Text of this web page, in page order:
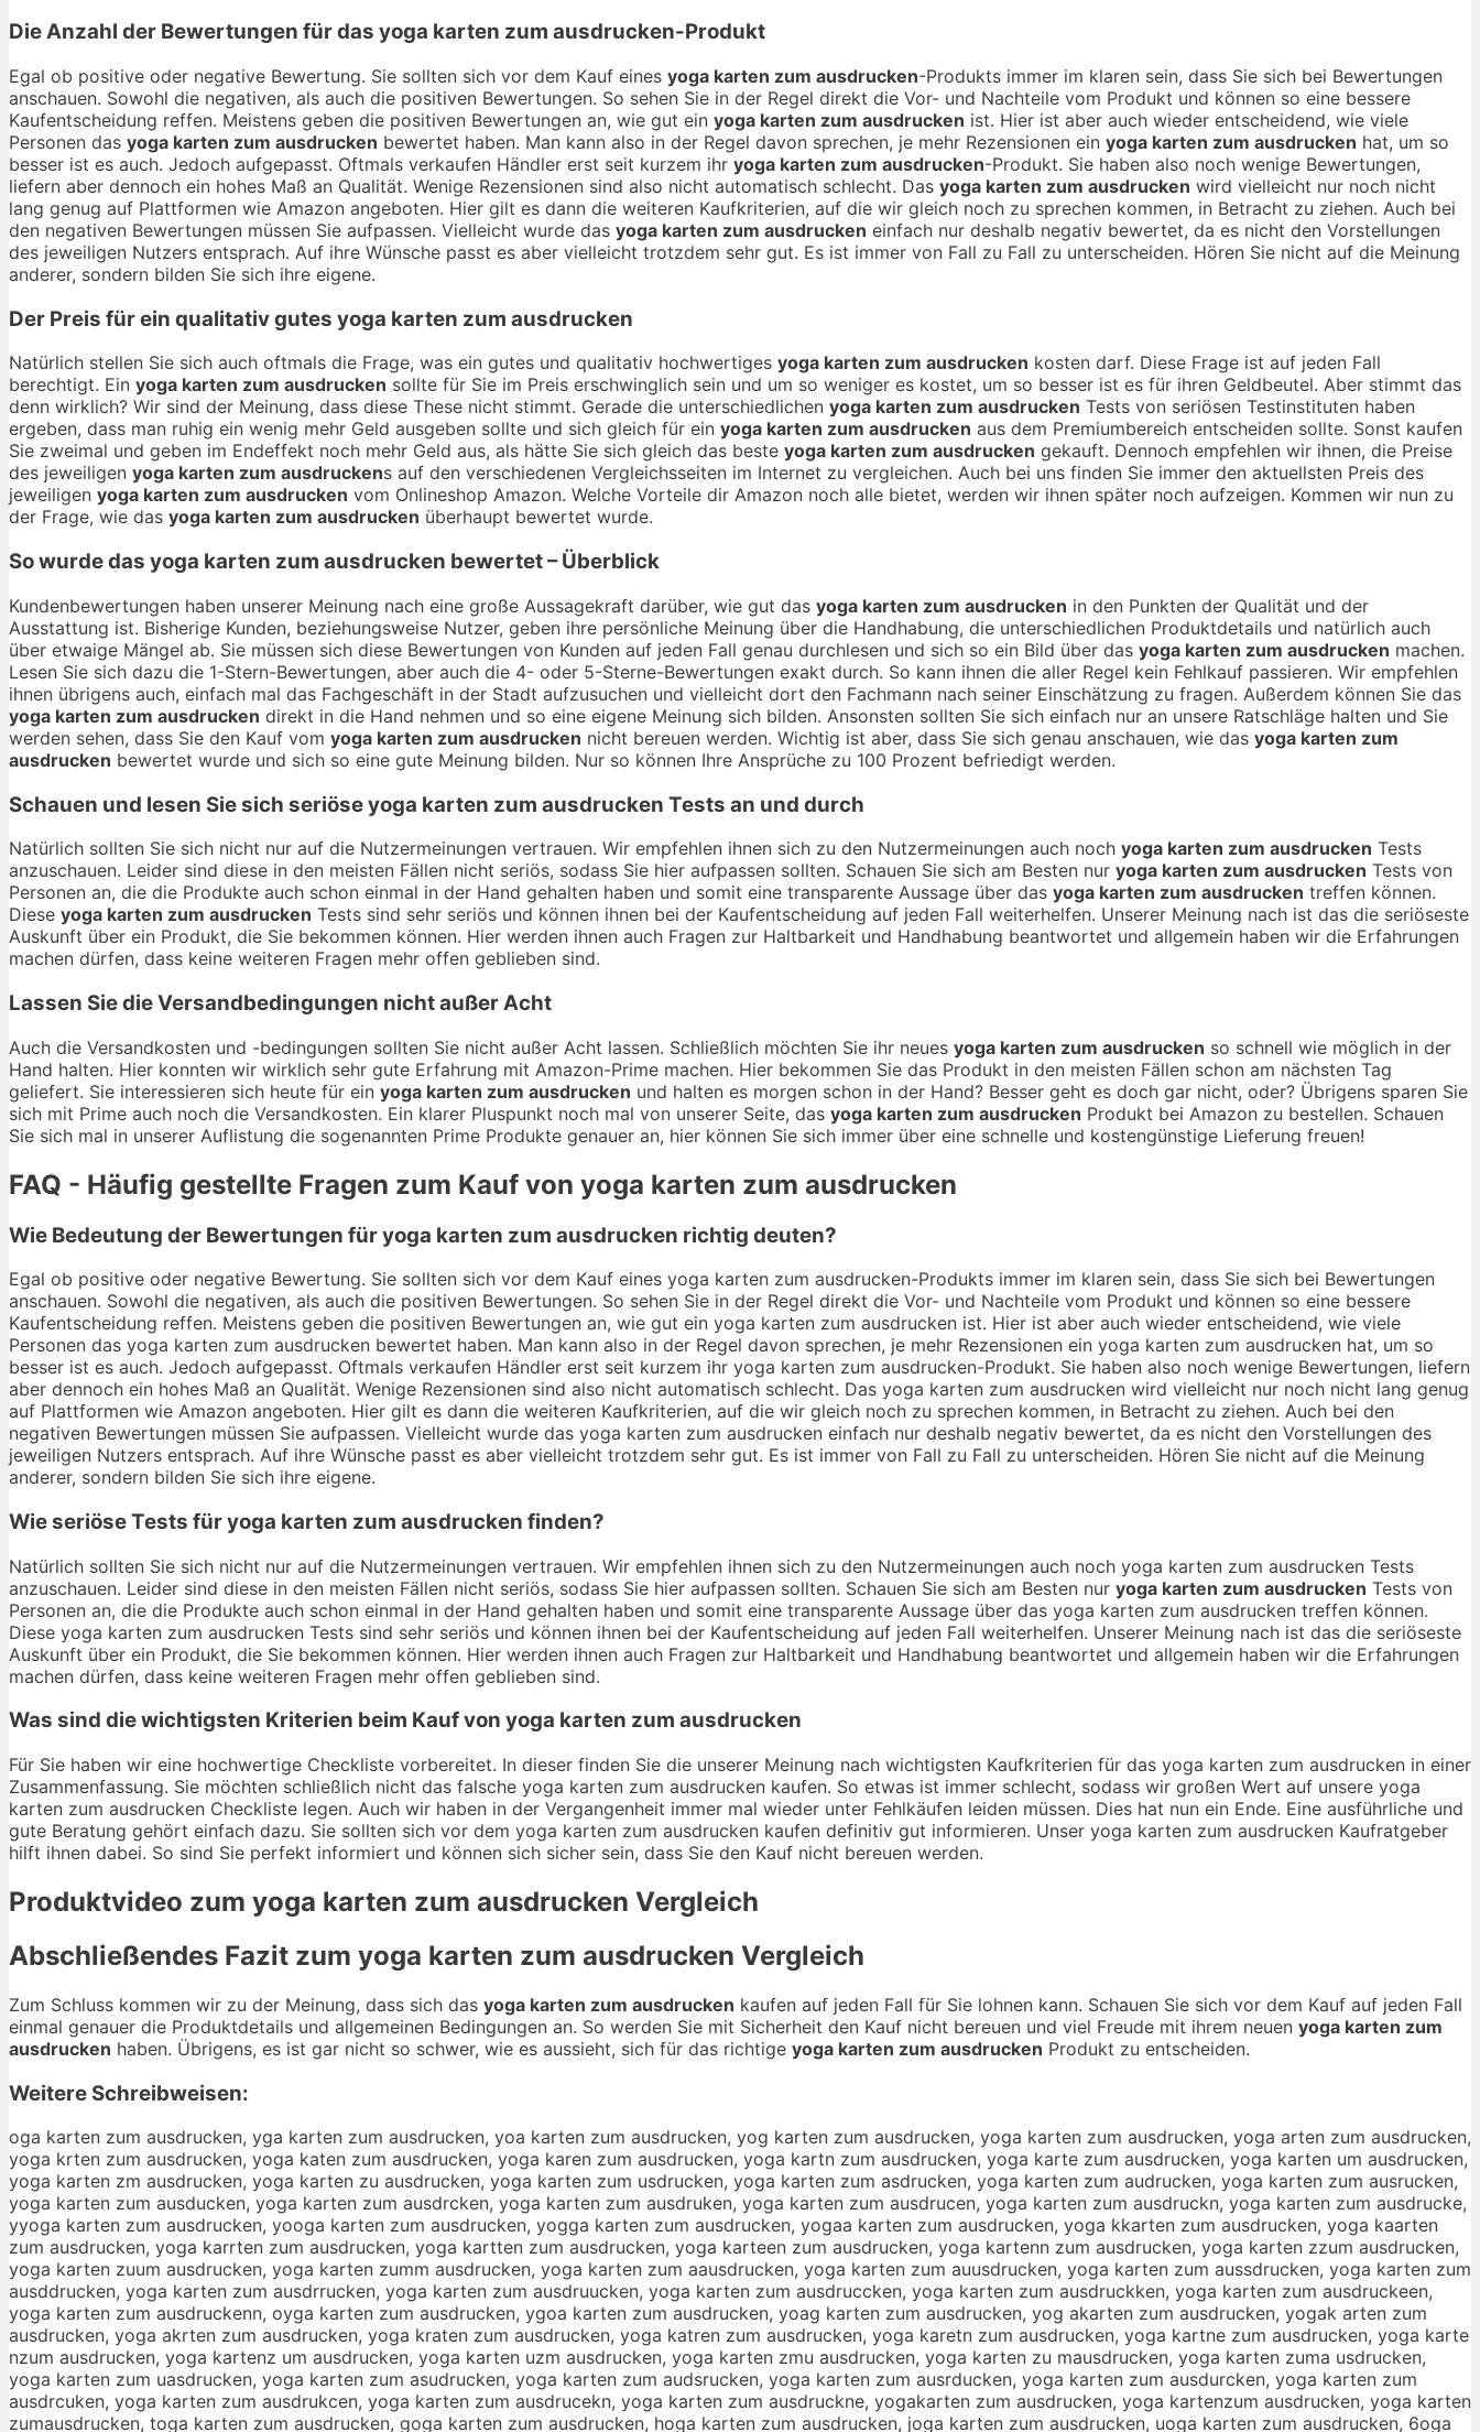
Die Anzahl der Bewertungen für das yoga karten zum ausdrucken-Produkt
Egal ob positive oder negative Bewertung. Sie sollten sich vor dem Kauf eines yoga karten zum ausdrucken-Produkts immer im klaren sein, dass Sie sich bei Bewertungen
anschauen. Sowohl die negativen, als auch die positiven Bewertungen. So sehen Sie in der Regel direkt die Vor- und Nachteile vom Produkt und können so eine bessere
Kaufentscheidung reffen. Meistens geben die positiven Bewertungen an, wie gut ein yoga karten zum ausdrucken ist. Hier ist aber auch wieder entscheidend, wie viele
Personen das yoga karten zum ausdrucken bewertet haben. Man kann also in der Regel davon sprechen, je mehr Rezensionen ein yoga karten zum ausdrucken hat, um so
besser ist es auch. Jedoch aufgepasst. Oftmals verkaufen Händler erst seit kurzem ihr yoga karten zum ausdrucken-Produkt. Sie haben also noch wenige Bewertungen,
liefern aber dennoch ein hohes Maß an Qualität. Wenige Rezensionen sind also nicht automatisch schlecht. Das yoga karten zum ausdrucken wird vielleicht nur noch nicht
lang genug auf Plattformen wie Amazon angeboten. Hier gilt es dann die weiteren Kaufkriterien, auf die wir gleich noch zu sprechen kommen, in Betracht zu ziehen. Auch bei
den negativen Bewertungen müssen Sie aufpassen. Vielleicht wurde das yoga karten zum ausdrucken einfach nur deshalb negativ bewertet, da es nicht den Vorstellungen
des jeweiligen Nutzers entsprach. Auf ihre Wünsche passt es aber vielleicht trotzdem sehr gut. Es ist immer von Fall zu Fall zu unterscheiden. Hören Sie nicht auf die Meinung
anderer, sondern bilden Sie sich ihre eigene.
Der Preis für ein qualitativ gutes yoga karten zum ausdrucken
Natürlich stellen Sie sich auch oftmals die Frage, was ein gutes und qualitativ hochwertiges yoga karten zum ausdrucken kosten darf. Diese Frage ist auf jeden Fall
berechtigt. Ein yoga karten zum ausdrucken sollte für Sie im Preis erschwinglich sein und um so weniger es kostet, um so besser ist es für ihren Geldbeutel. Aber stimmt das
denn wirklich? Wir sind der Meinung, dass diese These nicht stimmt. Gerade die unterschiedlichen yoga karten zum ausdrucken Tests von seriösen Testinstituten haben
ergeben, dass man ruhig ein wenig mehr Geld ausgeben sollte und sich gleich für ein yoga karten zum ausdrucken aus dem Premiumbereich entscheiden sollte. Sonst kaufen
Sie zweimal und geben im Endeffekt noch mehr Geld aus, als hätte Sie sich gleich das beste yoga karten zum ausdrucken gekauft. Dennoch empfehlen wir ihnen, die Preise
des jeweiligen yoga karten zum ausdruckens auf den verschiedenen Vergleichsseiten im Internet zu vergleichen. Auch bei uns finden Sie immer den aktuellsten Preis des
jeweiligen yoga karten zum ausdrucken vom Onlineshop Amazon. Welche Vorteile dir Amazon noch alle bietet, werden wir ihnen später noch aufzeigen. Kommen wir nun zu
der Frage, wie das yoga karten zum ausdrucken überhaupt bewertet wurde.
So wurde das yoga karten zum ausdrucken bewertet – Überblick
Kundenbewertungen haben unserer Meinung nach eine große Aussagekraft darüber, wie gut das yoga karten zum ausdrucken in den Punkten der Qualität und der
Ausstattung ist. Bisherige Kunden, beziehungsweise Nutzer, geben ihre persönliche Meinung über die Handhabung, die unterschiedlichen Produktdetails und natürlich auch
über etwaige Mängel ab. Sie müssen sich diese Bewertungen von Kunden auf jeden Fall genau durchlesen und sich so ein Bild über das yoga karten zum ausdrucken machen.
Lesen Sie sich dazu die 1-Stern-Bewertungen, aber auch die 4- oder 5-Sterne-Bewertungen exakt durch. So kann ihnen die aller Regel kein Fehlkauf passieren. Wir empfehlen
ihnen übrigens auch, einfach mal das Fachgeschäft in der Stadt aufzusuchen und vielleicht dort den Fachmann nach seiner Einschätzung zu fragen. Außerdem können Sie das
yoga karten zum ausdrucken direkt in die Hand nehmen und so eine eigene Meinung sich bilden. Ansonsten sollten Sie sich einfach nur an unsere Ratschläge halten und Sie
werden sehen, dass Sie den Kauf vom yoga karten zum ausdrucken nicht bereuen werden. Wichtig ist aber, dass Sie sich genau anschauen, wie das yoga karten zum
ausdrucken bewertet wurde und sich so eine gute Meinung bilden. Nur so können Ihre Ansprüche zu 100 Prozent befriedigt werden.
Schauen und lesen Sie sich seriöseyoga karten zum ausdrucken Tests an und durch
Natürlich sollten Sie sich nicht nur auf die Nutzermeinungen vertrauen. Wir empfehlen ihnen sich zu den Nutzermeinungen auch noch yoga karten zum ausdrucken Tests
anzuschauen. Leider sind diese in den meisten Fällen nicht seriös, sodass Sie hier aufpassen sollten. Schauen Sie sich am Besten nur yoga karten zum ausdrucken Tests von
Personen an, die die Produkte auch schon einmal in der Hand gehalten haben und somit eine transparente Aussage über das yoga karten zum ausdrucken treffen können.
Diese yoga karten zum ausdrucken Tests sind sehr seriös und können ihnen bei der Kaufentscheidung auf jeden Fall weiterhelfen. Unserer Meinung nach ist das die seriöseste
Auskunft über ein Produkt, die Sie bekommen können. Hier werden ihnen auch Fragen zur Haltbarkeit und Handhabung beantwortet und allgemein haben wir die Erfahrungen
machen dürfen, dass keine weiteren Fragen mehr offen geblieben sind.
Lassen Sie die Versandbedingungen nicht außer Acht
Auch die Versandkosten und -bedingungen sollten Sie nicht außer Acht lassen. Schließlich möchten Sie ihr neues yoga karten zum ausdrucken so schnell wie möglich in der
Hand halten. Hier konnten wir wirklich sehr gute Erfahrung mit Amazon-Prime machen. Hier bekommen Sie das Produkt in den meisten Fällen schon am nächsten Tag
geliefert. Sie interessieren sich heute für ein yoga karten zum ausdrucken und halten es morgen schon in der Hand? Besser geht es doch gar nicht, oder? Übrigens sparen Sie
sich mit Prime auch noch die Versandkosten. Ein klarer Pluspunkt noch mal von unserer Seite, das yoga karten zum ausdrucken Produkt bei Amazon zu bestellen. Schauen
Sie sich mal in unserer Auflistung die sogenannten Prime Produkte genauer an, hier können Sie sich immer über eine schnelle und kostengünstige Lieferung freuen!
FAQ - Häufig gestellte Fragen zum Kauf von yoga karten zum ausdrucken
Wie Bedeutung der Bewertungen für yoga karten zum ausdrucken richtig deuten?
Egal ob positive oder negative Bewertung. Sie sollten sich vor dem Kauf eines yoga karten zum ausdrucken-Produkts immer im klaren sein, dass Sie sich bei Bewertungen
anschauen. Sowohl die negativen, als auch die positiven Bewertungen. So sehen Sie in der Regel direkt die Vor- und Nachteile vom Produkt und können so eine bessere
Kaufentscheidung reffen. Meistens geben die positiven Bewertungen an, wie gut ein yoga karten zum ausdrucken ist. Hier ist aber auch wieder entscheidend, wie viele
Personen das yoga karten zum ausdrucken bewertet haben. Man kann also in der Regel davon sprechen, je mehr Rezensionen ein yoga karten zum ausdrucken hat, um so
besser ist es auch. Jedoch aufgepasst. Oftmals verkaufen Händler erst seit kurzem ihr yoga karten zum ausdrucken-Produkt. Sie haben also noch wenige Bewertungen, liefern
aber dennoch ein hohes Maß an Qualität. Wenige Rezensionen sind also nicht automatisch schlecht. Das yoga karten zum ausdrucken wird vielleicht nur noch nicht lang genug
auf Plattformen wie Amazon angeboten. Hier gilt es dann die weiteren Kaufkriterien, auf die wir gleich noch zu sprechen kommen, in Betracht zu ziehen. Auch bei den
negativen Bewertungen müssen Sie aufpassen. Vielleicht wurde das yoga karten zum ausdrucken einfach nur deshalb negativ bewertet, da es nicht den Vorstellungen des
jeweiligen Nutzers entsprach. Auf ihre Wünsche passt es aber vielleicht trotzdem sehr gut. Es ist immer von Fall zu Fall zu unterscheiden. Hören Sie nicht auf die Meinung
anderer, sondern bilden Sie sich ihre eigene.
Wie seriöse Tests für yoga karten zum ausdrucken finden?
Natürlich sollten Sie sich nicht nur auf die Nutzermeinungen vertrauen. Wir empfehlen ihnen sich zu den Nutzermeinungen auch noch yoga karten zum ausdrucken Tests
anzuschauen. Leider sind diese in den meisten Fällen nicht seriös, sodass Sie hier aufpassen sollten. Schauen Sie sich am Besten nur yoga karten zum ausdrucken Tests von
Personen an, die die Produkte auch schon einmal in der Hand gehalten haben und somit eine transparente Aussage über das yoga karten zum ausdrucken treffen können.
Diese yoga karten zum ausdrucken Tests sind sehr seriös und können ihnen bei der Kaufentscheidung auf jeden Fall weiterhelfen. Unserer Meinung nach ist das die seriöseste
Auskunft über ein Produkt, die Sie bekommen können. Hier werden ihnen auch Fragen zur Haltbarkeit und Handhabung beantwortet und allgemein haben wir die Erfahrungen
machen dürfen, dass keine weiteren Fragen mehr offen geblieben sind.
Was sind die wichtigsten Kriterien beim Kauf von yoga karten zum ausdrucken
Für Sie haben wir eine hochwertige Checkliste vorbereitet. In dieser finden Sie die unserer Meinung nach wichtigsten Kaufkriterien für das yoga karten zum ausdrucken in einer
Zusammenfassung. Sie möchten schließlich nicht das falsche yoga karten zum ausdrucken kaufen. So etwas ist immer schlecht, sodass wir großen Wert auf unsere yoga
karten zum ausdrucken Checkliste legen. Auch wir haben in der Vergangenheit immer mal wieder unter Fehlkäufen leiden müssen. Dies hat nun ein Ende. Eine ausführliche und
gute Beratung gehört einfach dazu. Sie sollten sich vor dem yoga karten zum ausdrucken kaufen definitiv gut informieren. Unser yoga karten zum ausdrucken Kaufratgeber
hilft ihnen dabei. So sind Sie perfekt informiert und können sich sicher sein, dass Sie den Kauf nicht bereuen werden.
Produktvideo zum yoga karten zum ausdrucken Vergleich
Abschließendes Fazit zum yoga karten zum ausdrucken Vergleich
Zum Schluss kommen wir zu der Meinung, dass sich das yoga karten zum ausdrucken kaufen auf jeden Fall für Sie lohnen kann. Schauen Sie sich vor dem Kauf auf jeden Fall
einmal genauer die Produktdetails und allgemeinen Bedingungen an. So werden Sie mit Sicherheit den Kauf nicht bereuen und viel Freude mit ihrem neuen yoga karten zum
ausdrucken haben. Übrigens, es ist gar nicht so schwer, wie es aussieht, sich für das richtige yoga karten zum ausdrucken Produkt zu entscheiden.
Weitere Schreibweisen:
oga karten zum ausdrucken, yga karten zum ausdrucken, yoa karten zum ausdrucken, yog karten zum ausdrucken, yoga karten zum ausdrucken, yoga arten zum ausdrucken, yoga krten zum ausdrucken, yoga katen zum ausdrucken, yoga karen zum ausdrucken, yoga kartn zum ausdrucken, yoga karte zum ausdrucken, yoga karten um ausdrucken, yoga karten zm ausdrucken, yoga karten zu ausdrucken, yoga karten zum usdrucken, yoga karten zum asdrucken, yoga karten zum audrucken, yoga karten zum ausrucken, yoga karten zum ausducken, yoga karten zum ausdrcken, yoga karten zum ausdruken, yoga karten zum ausdrucen, yoga karten zum ausdruckn, yoga karten zum ausdrucke, yyoga karten zum ausdrucken, yooga karten zum ausdrucken, yogga karten zum ausdrucken, yogaa karten zum ausdrucken, yoga kkarten zum ausdrucken, yoga kaarten zum ausdrucken, yoga karrten zum ausdrucken, yoga kartten zum ausdrucken, yoga karteen zum ausdrucken, yoga kartenn zum ausdrucken, yoga karten zzum ausdrucken, yoga karten zuum ausdrucken, yoga karten zumm ausdrucken, yoga karten zum aausdrucken, yoga karten zum auusdrucken, yoga karten zum aussdrucken, yoga karten zum ausddrucken, yoga karten zum ausdrrucken, yoga karten zum ausdruucken, yoga karten zum ausdruccken, yoga karten zum ausdruckken, yoga karten zum ausdruckeen, yoga karten zum ausdruckenn, oyga karten zum ausdrucken, ygoa karten zum ausdrucken, yoag karten zum ausdrucken, yog akarten zum ausdrucken, yogak arten zum ausdrucken, yoga akrten zum ausdrucken, yoga kraten zum ausdrucken, yoga katren zum ausdrucken, yoga karetn zum ausdrucken, yoga kartne zum ausdrucken, yoga karte nzum ausdrucken, yoga kartenz um ausdrucken, yoga karten uzm ausdrucken, yoga karten zmu ausdrucken, yoga karten zu mausdrucken, yoga karten zuma usdrucken, yoga karten zum uasdrucken, yoga karten zum asudrucken, yoga karten zum audsrucken, yoga karten zum ausrducken, yoga karten zum ausdurcken, yoga karten zum ausdrcuken, yoga karten zum ausdrukcen, yoga karten zum ausdrucekn, yoga karten zum ausdruckne, yogakarten zum ausdrucken, yoga kartenzum ausdrucken, yoga karten zumausdrucken, toga karten zum ausdrucken, goga karten zum ausdrucken, hoga karten zum ausdrucken, joga karten zum ausdrucken, uoga karten zum ausdrucken, 6oga karten zum ausdrucken, 7oga karten zum ausdrucken, yiga karten zum ausdrucken, ykga karten zum ausdrucken, ylga karten zum ausdrucken, ypga karten zum ausdrucken, y9ga karten zum ausdrucken, y0ga karten zum ausdrucken, yora karten zum ausdrucken, yofa karten zum ausdrucken, yova karten zum ausdrucken, yota karten zum ausdrucken, yoba karten zum ausdrucken, yoya karten zum ausdrucken, yoha karten zum ausdrucken, yona karten zum ausdrucken, yogq karten zum ausdrucken, yogw karten zum ausdrucken, yogz karten zum ausdrucken, yogx karten zum ausdrucken, yoga uarten zum ausdrucken, yoga jarten zum ausdrucken, yoga marten zum ausdrucken, yoga larten zum ausdrucken, yoga oarten zum ausdrucken, yoga kqrten zum ausdrucken, yoga kwrten zum ausdrucken, yoga kzrten zum ausdrucken, yoga kxrten zum ausdrucken, yoga kaeten zum ausdrucken, yoga kadten zum ausdrucken, yoga kaften zum ausdrucken, yoga kagten zum ausdrucken, yoga katten zum ausdrucken, yoga ka4ten zum ausdrucken, yoga ka5ten zum ausdrucken, yoga karren zum ausdrucken, yoga karfen zum ausdrucken, yoga kargen zum ausdrucken, yoga karhen zum ausdrucken, yoga karyen zum ausdrucken, yoga kar5en zum ausdrucken, yoga kar6en zum ausdrucken, yoga kartwn zum ausdrucken, yoga kartsn zum ausdrucken, yoga kartdn zum ausdrucken, yoga kartfn zum ausdrucken, yoga kartrn zum ausdrucken, yoga kart3n zum ausdrucken, yoga kart4n zum ausdrucken, yoga karte zum ausdrucken, yoga karteb zum ausdrucken, yoga karteg zum ausdrucken, yoga karteh zum ausdrucken, yoga kartej zum ausdrucken, yoga kartem zum ausdrucken, yoga karten xum ausdrucken, yoga karten sum ausdrucken, yoga karten aum ausdrucken, yoga karten zym ausdrucken, yoga karten zhm ausdrucken, yoga karten zjm ausdrucken, yoga karten zkm ausdrucken, yoga karten zim ausdrucken, yoga karten z7m ausdrucken, yoga karten z8m ausdrucken, yoga karten zu ausdrucken, yoga karten zun ausdrucken, yoga karten zuh ausdrucken, yoga karten zuj ausdrucken, yoga karten zuk ausdrucken, yoga karten zul ausdrucken, yoga karten zum qusdrucken, yoga karten zum wusdrucken, yoga karten zum zusdrucken, yoga karten zum xusdrucken, yoga karten zum aysdrucken, yoga karten zum ahsdrucken, yoga karten zum ajsdrucken, yoga karten zum aksdrucken, yoga karten zum aisdrucken, yoga karten zum a7sdrucken, yoga karten zum a8sdrucken, yoga karten zum auqdrucken, yoga karten zum auwdrucken, yoga karten zum auedrucken, yoga karten zum auzdrucken, yoga karten zum auxdrucken, yoga karten zum aucdrucken, yoga karten zum ausxrucken, yoga karten zum aussrucken, yoga karten zum auswrucken, yoga karten zum auserucken, yoga karten zum ausrrucken, yoga karten zum ausfrucken, yoga karten zum ausvrucken, yoga karten zum auscrucken, yoga karten zum ausdeucken, yoga karten zum ausdducken, yoga karten zum ausdfucken, yoga karten zum ausdgucken, yoga karten zum ausdtucken, yoga karten zum ausd4ucken, yoga karten zum ausd5ucken, yoga karten zum ausdrycken, yoga karten zum ausdrhcken, yoga karten zum ausdrjcken, yoga karten zum ausdrkcken, yoga karten zum ausdricken, yoga karten zum ausdr7cken, yoga karten zum ausdr8cken, yoga karten zum ausdru ken, yoga karten zum ausdruxken, yoga karten zum ausdrusken, yoga karten zum ausdrudken, yoga karten zum ausdrufken, yoga karten zum ausdruvken, yoga karten zum ausdrucuen, yoga karten zum ausdrucjen, yoga karten zum ausdrucmen, yoga karten zum ausdruclen, yoga karten zum ausdrucoen, yoga karten zum ausdruckwn, yoga karten zum ausdrucksn, yoga karten zum ausdruckdn, yoga karten zum ausdruckfn, yoga karten zum ausdruckrn, yoga karten zum ausdruck3n, yoga karten zum ausdruck4n, yoga karten zum ausdrucke , yoga karten zum ausdruckeb, yoga karten zum ausdruckeg, yoga karten zum ausdruckeh, yoga karten zum ausdruckej, yoga karten zum ausdruckem, tyoga karten zum ausdrucken, ytoga karten zum ausdrucken, gyoga karten zum ausdrucken, ygoga karten zum ausdrucken, hyoga karten zum ausdrucken, yhoga karten zum ausdrucken, jyoga karten zum ausdrucken, yjoga karten zum ausdrucken, uyoga karten zum ausdrucken, yuoga karten zum ausdrucken, 6yoga karten zum ausdrucken, y6oga karten zum ausdrucken, 7yoga karten zum ausdrucken, y7oga karten zum ausdrucken, yioga karten zum ausdrucken, yoiga karten zum ausdrucken, ykoga karten zum ausdrucken, yokga karten zum ausdrucken, yloga karten zum ausdrucken, yolga karten zum ausdrucken, ypoga karten zum ausdrucken, yopga karten zum ausdrucken, y9oga karten zum ausdrucken, yo9ga karten zum ausdrucken, y0oga karten zum ausdrucken, yo0ga karten zum ausdrucken, yorga karten zum ausdrucken, yogra karten zum ausdrucken, yofga karten zum ausdrucken, yogfa karten zum ausdrucken, yovga karten zum ausdrucken, yogva karten zum ausdrucken, yotga karten zum ausdrucken, yogta karten zum ausdrucken, yobga karten zum ausdrucken, yogba karten zum ausdrucken, yoyga karten zum ausdrucken, yogya karten zum ausdrucken, yohga karten zum ausdrucken, yogha karten zum ausdrucken, yonga karten zum ausdrucken, yogna karten zum ausdrucken, yogqa karten zum ausdrucken, yogaq karten zum ausdrucken, yogwa karten zum ausdrucken, yogaw karten zum ausdrucken, yogza karten zum ausdrucken, yogaz karten zum ausdrucken, yogxa karten zum ausdrucken, yogax karten zum ausdrucken, yoga ukarten zum ausdrucken, yoga kuarten zum ausdrucken, yoga jkarten zum ausdrucken, yoga kjarten zum ausdrucken, yoga mkarten zum ausdrucken, yoga kmarten zum ausdrucken, yoga lkarten zum ausdrucken, yoga klarten zum ausdrucken, yoga okarten zum ausdrucken, yoga koarten zum ausdrucken, yoga kqarten zum ausdrucken, yoga kaqrten zum ausdrucken, yoga kwarten zum ausdrucken, yoga kawrten zum ausdrucken, yoga kzarten zum ausdrucken, yoga kazrten zum ausdrucken, yoga kxarten zum ausdrucken, yoga kaxrten zum ausdrucken, yoga kaerten zum ausdrucken, yoga kareten zum ausdrucken, yoga kadrten zum ausdrucken, yoga kardten zum ausdrucken, yoga kafrten zum ausdrucken, yoga karften zum ausdrucken, yoga kagrten zum ausdrucken, yoga kargten zum ausdrucken, yoga katrten zum ausdrucken, yoga ka4rten zum ausdrucken, yoga kar4ten zum ausdrucken, yoga ka5rten zum ausdrucken, yoga kar5ten zum ausdrucken, yoga kartren zum ausdrucken, yoga kartfen zum ausdrucken, yoga kartgen zum ausdrucken, yoga karhten zum ausdrucken, yoga karthen zum ausdrucken, yoga karyten zum ausdrucken, yoga kartyen zum ausdrucken, yoga kart5en zum ausdrucken, yoga kar6ten zum ausdrucken, yoga kart6en zum ausdrucken, yoga kartwen zum ausdrucken, yoga kartewn zum ausdrucken, yoga kartsen zum ausdrucken, yoga kartesn zum ausdrucken, yoga kartden zum ausdrucken, yoga kartedn zum ausdrucken, yoga kartefn zum ausdrucken, yoga kartern zum ausdrucken, yoga kart3en zum ausdrucken, yoga karte3n zum ausdrucken, yoga kart4en zum ausdrucken, yoga karte4n zum ausdrucken, yoga karte n zum ausdrucken, yoga karten zum ausdrucken, yoga kartebn zum ausdrucken, yoga kartenb zum ausdrucken, yoga kartegn zum ausdrucken, yoga karteng zum ausdrucken, yoga kartehn zum ausdrucken, yoga kartenh zum ausdrucken, yoga kartejn zum ausdrucken, yoga kartenj zum ausdrucken, yoga kartemn zum ausdrucken, yoga kartenm zum ausdrucken, yoga karten xzum ausdrucken, yoga karten zxum ausdrucken, yoga karten szum ausdrucken, yoga karten zsum ausdrucken, yoga karten azum ausdrucken, yoga karten zaum ausdrucken, yoga karten zyum ausdrucken, yoga karten zuym ausdrucken, yoga karten zhum ausdrucken, yoga karten zuhm ausdrucken, yoga karten zjum ausdrucken, yoga karten zujm ausdrucken, yoga karten zkum ausdrucken, yoga karten zukm ausdrucken, yoga karten zium ausdrucken, yoga karten zuim ausdrucken, yoga karten z7um ausdrucken, yoga karten zu7m ausdrucken, yoga karten z8um ausdrucken, yoga karten zu8m ausdrucken, yoga karten zu m ausdrucken, yoga karten zum ausdrucken, yoga kart